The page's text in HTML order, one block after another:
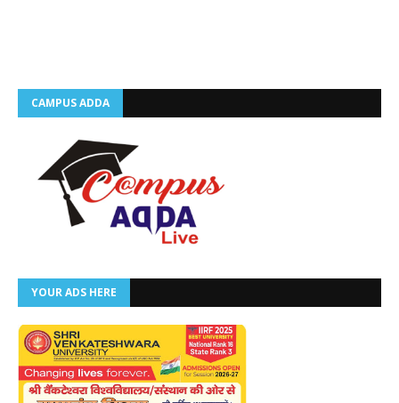
CAMPUS ADDA
YOUR ADS HERE